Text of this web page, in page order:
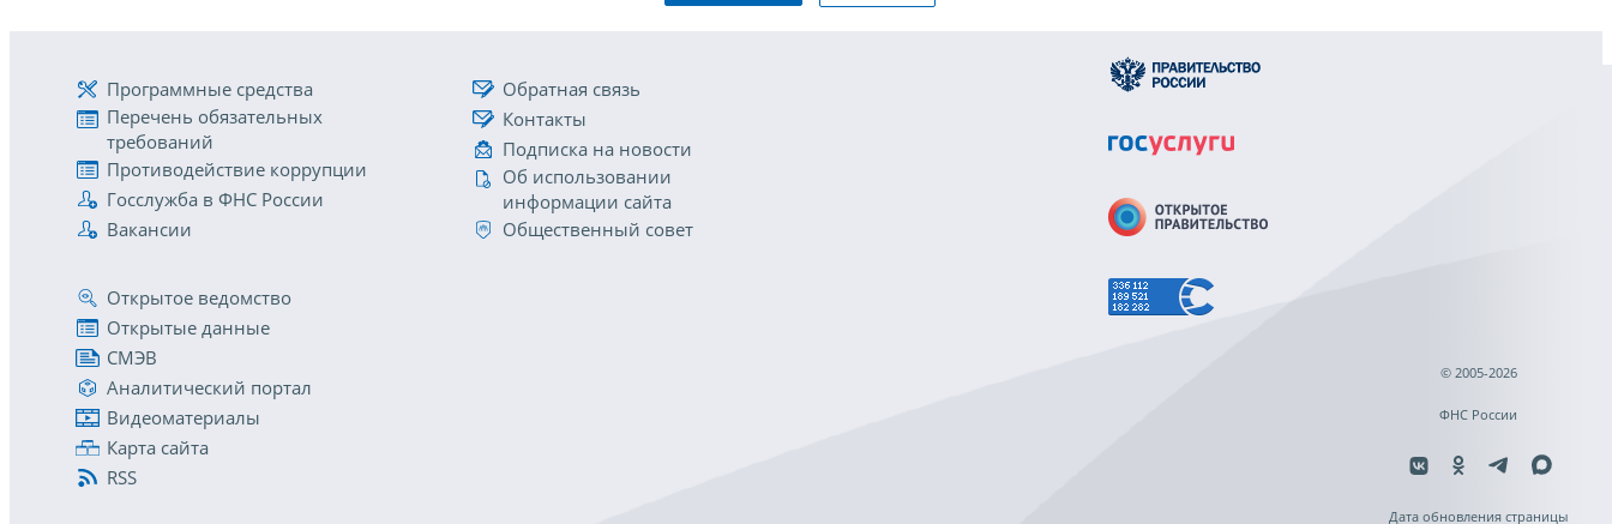
Программные средства
Перечень обязательных
требований
Противодействие коррупции
Госслужба в ФНС России
Вакансии
Обратная связь
Контакты
Подписка на новости
Об использовании
информации сайта
Общественный совет
Открытое ведомство
Открытые данные
СМЭВ
Аналитический портал
Видеоматериалы
Карта сайта
RSS
© 2005-2026
ФНС России
Дата обновления страницы